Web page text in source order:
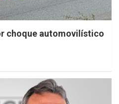
choque automovilístico